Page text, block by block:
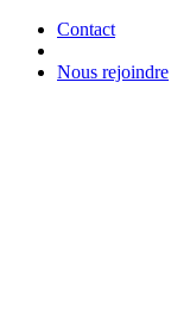
Contact
Nous rejoindre